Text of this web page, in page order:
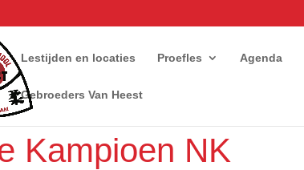
Lestijden en locaties Proefles Agenda
Gebroeders Van Heest
Kampioen NK